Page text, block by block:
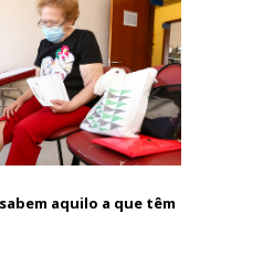
aquilo a que têm